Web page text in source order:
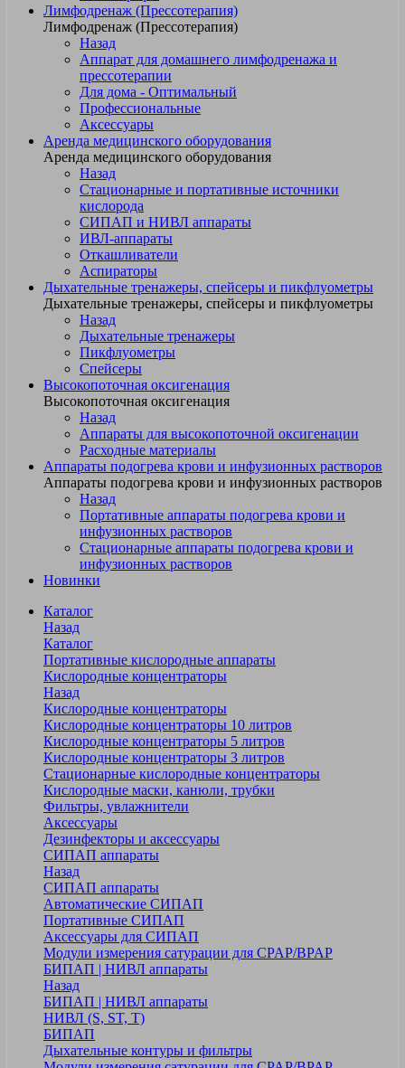
Лимфодренаж (Прессотерапия)
Лимфодренаж (Прессотерапия)
Назад
Аппарат для домашнего лимфодренажа и
прессотерапии
Для дома - Оптимальный
Профессиональные
Аксессуары
Аренда медицинского оборудования
Аренда медицинского оборудования
Назад
Стационарные и портативные источники
кислорода
СИПАП и НИВЛ аппараты
ИВЛ-аппараты
Откашливатели
Аспираторы
Дыхательные тренажеры, спейсеры и пикфлуометры
Дыхательные тренажеры, спейсеры и пикфлуометры
Назад
Дыхательные тренажеры
Пикфлуометры
Спейсеры
Высокопоточная оксигенация
Высокопоточная оксигенация
Назад
Аппараты для высокопоточной оксигенации
Расходные материалы
Аппараты подогрева крови и инфузионных растворов
Аппараты подогрева крови и инфузионных растворов
Назад
Портативные аппараты подогрева крови и
инфузионных растворов
Стационарные аппараты подогрева крови и
инфузионных растворов
Новинки
Каталог
Назад
Каталог
Портативные кислородные аппараты
Кислородные концентраторы
Назад
Кислородные концентраторы
Кислородные концентраторы 10 литров
Кислородные концентраторы 5 литров
Кислородные концентраторы 3 литров
Стационарные кислородные концентраторы
Кислородные маски, канюли, трубки
Фильтры, увлажнители
Аксессуары
Дезинфекторы и аксессуары
СИПАП аппараты
Назад
СИПАП аппараты
Автоматические СИПАП
Портативные СИПАП
Аксессуары для СИПАП
Модули измерения сатурации для CPAP/BPAP
БИПАП | НИВЛ аппараты
Назад
БИПАП | НИВЛ аппараты
НИВЛ (S, ST, T)
БИПАП
Дыхательные контуры и фильтры